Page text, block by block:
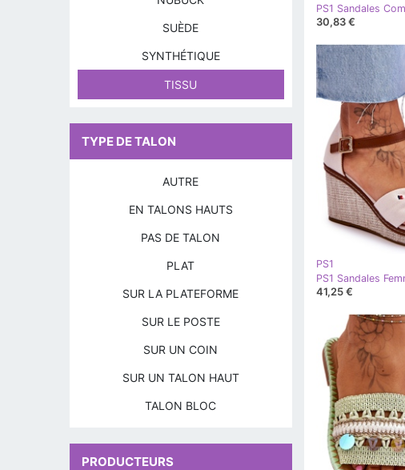
30,83 €
PS1
41,25 €
SUÈDE
SYNTHÉTIQUE
TISSU
TYPE DE TALON
AUTRE
EN TALONS HAUTS
PAS DE TALON
PLAT
SUR LA PLATEFORME
SUR LE POSTE
SUR UN COIN
SUR UN TALON HAUT
TALON BLOC
PRODUCTEURS